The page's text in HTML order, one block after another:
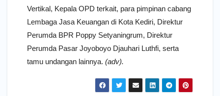
Vertikal, Kepala OPD terkait, para pimpinan cabang
Lembaga Jasa Keuangan di Kota Kediri, Direktur
Perumda BPR Poppy Setyaningrum, Direktur
Perumda Pasar Joyoboyo Djauhari Luthfi, serta
tamu undangan lainnya. (adv).